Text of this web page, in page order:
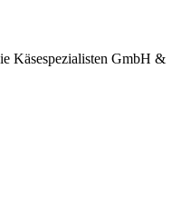
Käsespezialisten GmbH &